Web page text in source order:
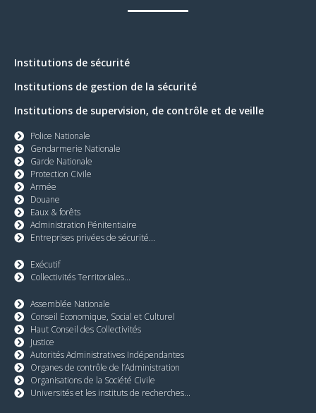
Institutions de sécurité
Institutions de gestion de la sécurité
Institutions de supervision, de contrôle et de veille
Police Nationale
Gendarmerie Nationale
Garde Nationale
Protection Civile
Armée
Douane
Eaux & forêts
Administration Pénitentiaire
Entreprises privées de sécurité...
Exécutif
Collectivités Territoriales...
Assemblée Nationale
Conseil Economique, Social et Culturel
Haut Conseil des Collectivités
Justice
Autorités Administratives Indépendantes
Organes de contrôle de l’Administration
Organisations de la Société Civile
Universités et les instituts de recherches...